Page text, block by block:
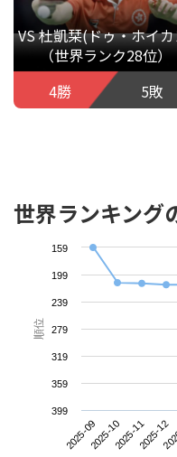
VS 杜凱栞(ドゥ・ホイ
（世界ランク28位）
4勝
5敗
世界ランキング
順位
2025-092025-102025-112025-12
159
199
239
279
319
359
399